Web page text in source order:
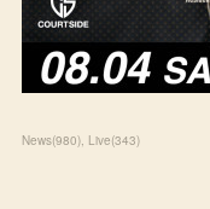
News(980) Live(343)